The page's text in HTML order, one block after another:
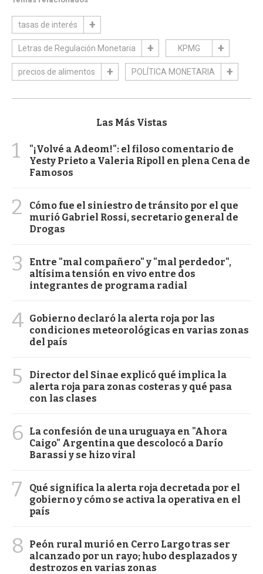
tasas de interés
Letras de Regulación Monetaria KPMG
precios de alimentos POLÍTICA MONETARIA
Las Más Vistas
1
"¡Volvé a Adeom!": el filoso comentario de
Yesty Prieto a Valeria Ripoll en plena Cena de
Famosos
2
Cómo fue el siniestro de tránsito por el que
murió Gabriel Rossi, secretario general de
Drogas
3
Entre "mal compañero" y "mal perdedor",
altísima tensión en vivo entre dos
integrantes de programa radial
4 Gobierno declaró la alerta roja por las
condiciones meteorológicas en varias zonas
del país
5
Director del Sinae explicó qué implica la
alerta roja para zonas costeras y qué pasa
con las clases
6
La confesión de una uruguaya en "Ahora
Caigo" Argentina que descolocó a Darío
Barassi y se hizo viral
7
Qué significa la alerta roja decretada por el
gobierno y cómo se activa la operativa en el
país
8
Peón rural murió en Cerro Largo tras ser
alcanzado por un rayo; hubo desplazados y
destrozos en varias zonas